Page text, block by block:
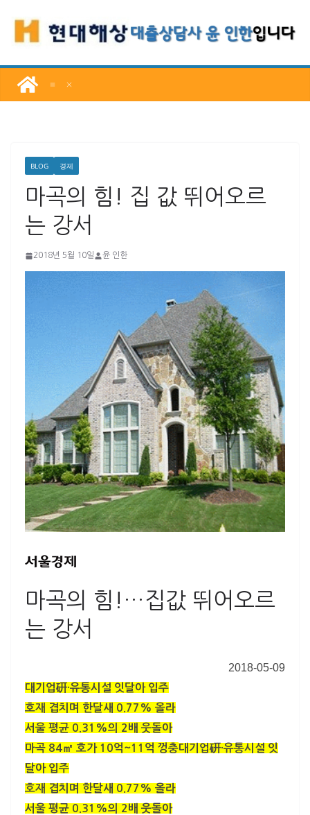
로
너
BLOG 경제
마곡의 힘! 집 값 뛰어오르
는 강서
2018년 5월 10일 윤 인한
마곡의 힘!…집값 뛰어오르
는 강서
2018-05-09
대기업硏·유통시설 잇달아 입주
호재 겹치며 한달새 0.77% 올라
서울 평균 0.31%의 2배 웃돌아
마곡 84㎡ 호가 10억~11억 껑충대기업硏·유통시설 잇
달아 입주
호재 겹치며 한달새 0.77% 올라
서울 평균 0.31%의 2배 웃돌아